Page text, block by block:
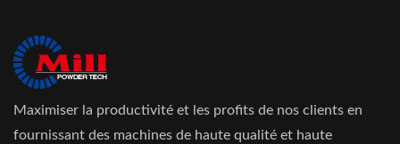
Maximiser la productivité et les profits de nos clients en
fournissant des machines de haute qualité et haute